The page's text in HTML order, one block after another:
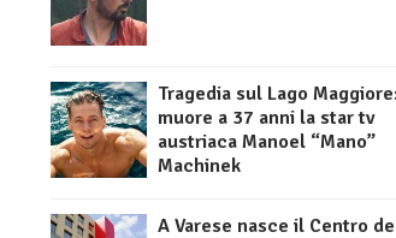
Tragedia sul Lago
muore a 37 anni la star tv
austriaca Manoel “Mano”
Machinek
A Varese nasce il Centro